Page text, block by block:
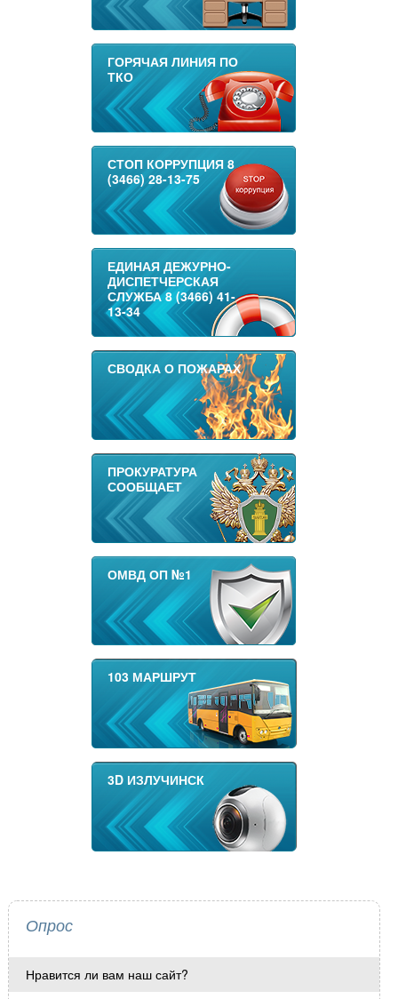
ГОРЯЧАЯ ЛИНИЯ ПО
ТКО
СТОП КОРРУПЦИЯ 8
(3466) 28-13-75
ЕДИНАЯ ДЕЖУРНО-
ДИСПЕТЧЕРСКАЯ
СЛУЖБА 8 (3466) 41-
13-34
СВОДКА О ПОЖАРАХ
ПРОКУРАТУРА
СООБЩАЕТ
ОМВД ОП №1
103 МАРШРУТ
3D ИЗЛУЧИНСК
Опрос
Нравится ли вам наш сайт?